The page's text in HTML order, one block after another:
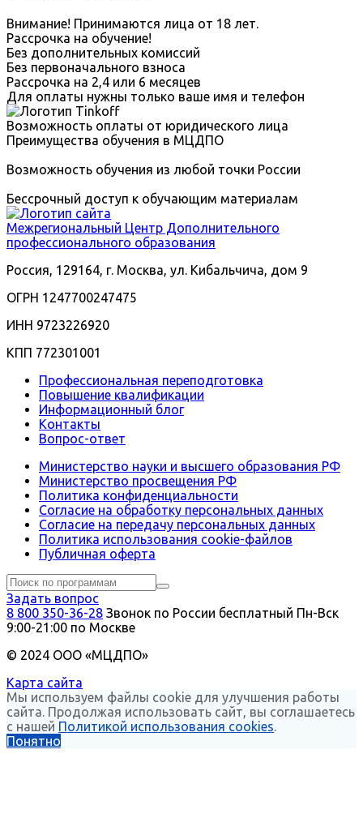
Внимание! Принимаются лица от 18 лет.
Рассрочка на обучение!
Без дополнительных комиссий
Без первоначального взноса
Рассрочка на 2,4 или 6 месяцев
Для оплаты нужны только ваше имя и телефон
Возможность оплаты от юридического лица
Преимущества обучения в МЦДПО
Возможность обучения из любой точки России
Бессрочный доступ к обучающим материалам
Межрегиональный Центр Дополнительного
профессионального образования
Россия, 129164, г. Москва, ул. Кибальчича, дом 9
ОГРН 1247700247475
ИНН 9723226920
КПП 772301001
Профессиональная переподготовка
Повышение квалификации
Информационный блог
Контакты
Вопрос-ответ
Министерство науки и высшего образования РФ
Министерство просвещения РФ
Политика конфиденциальности
Согласие на обработку персональных данных
Согласие на передачу персональных данных
Политика использования сookie-файлов
Публичная оферта
Задать вопрос
8 800 350-36-28 Звонок по России бесплатный Пн-Вск
9:00-21:00 по Москве
© 2024 ООО «МЦДПО»
Карта сайта
Мы используем файлы cookie для улучшения работы
сайта. Продолжая использовать сайт, вы соглашаетесь
с нашей Политикой использования cookies.
Понятно